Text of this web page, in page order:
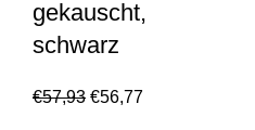
gekauscht,
schwarz
€57,93 €56,77